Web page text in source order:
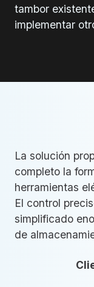
tambor
implementar
La solución
completo la
herramientas
El control
simplificado
de